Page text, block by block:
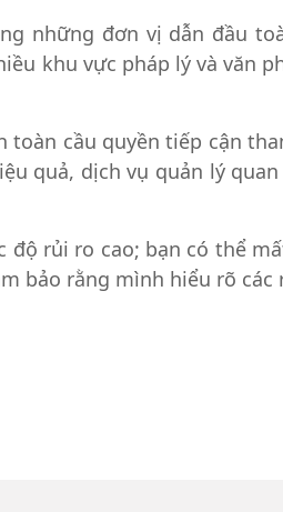
những đơn vị dẫn đầu
khu vực pháp lý và văn
cầu quyền tiếp cận
quả, dịch vụ quản lý
độ rủi ro cao; bạn có thể
bảo rằng mình hiểu rõ các